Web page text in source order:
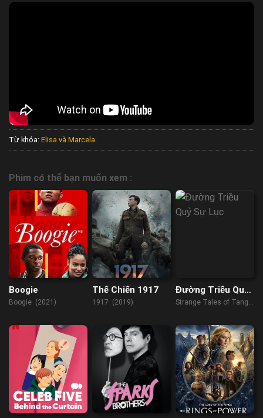
Từ khóa: Elisa và Marcela
Phim có thể bạn muốn xem :
Boogie
Boogie (2021)
Thế Chiến 1917
1917 (2019)
Đường Triều Quỷ
Sự Lục
Strange Tales of Tang